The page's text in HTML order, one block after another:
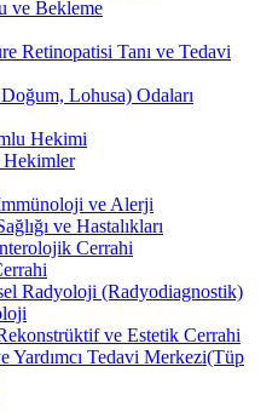
ve Bekleme
Retinopatisi Tanı ve Tedavi
Lohusa) Odaları
Hekimi
Hekimler
ve Alerji
ve Hastalıkları
Cerrahi
Radyoloji (Radyodiagnostik)
ve Estetik Cerrahi
Yardımcı Tedavi Merkezi(Tüp